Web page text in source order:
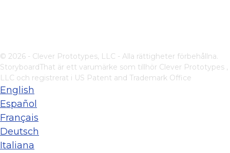
© 2026 - Clever Prototypes, LLC - Alla rättigheter förbehållna.
StoryboardThat är ett varumärke som tillhör Clever Prototypes ,
LLC och registrerat i US Patent and Trademark Office
English
Español
Français
Deutsch
Italiana